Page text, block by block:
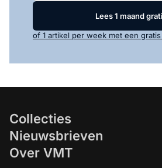
Lees 1 maand
of 1 artikel per week met een
Collecties
Nieuwsbrieven
Over VMT